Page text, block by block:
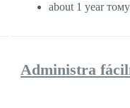
about 1 year тому
Administra